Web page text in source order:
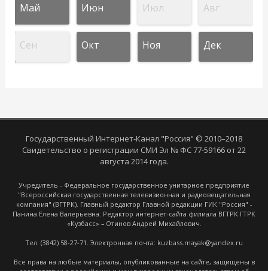
Май Июн Июл Авг
Сен Окт Ноя Дек
Государственный Интернет-Канал "Россия" © 2010–2018
Свидетельство о регистрации СМИ Эл № ФС 77-59166 от 22
августа 2014 года.
Учредитель - Федеральное государственное унитарное предприятие
"Всероссийская государственная телевизионная и радиовещательная
компания" (ВГТРК). Главный редактор Главной редакции ГИК "Россия" -
Панина Елена Валерьевна. Редактор интернет-сайта филиала ВГТРК ГТРК
«Кузбасс» – Отинов Андрей Михайлович.
Тел. (3842) 58-27-71. Электронная почта: kuzbass.mayak@yandex.ru
Все права на любые материалы, опубликованные на сайте, защищены в